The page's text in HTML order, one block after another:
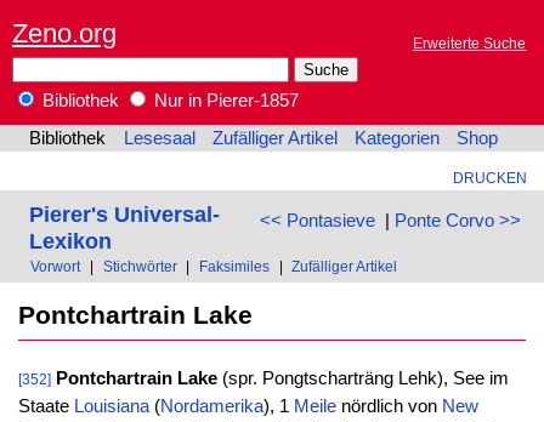
Zeno.org Erweiterte Suche
Bibliothek
Nur in Pierer-1857
Bibliothek
Lesesaal Zufälliger Artikel Kategorien Shop
DRUCKEN
<< Pontasieve| Ponte Corvo >>
Pierer's Universal-
Lexikon
Vorwort Stichwörter Faksimiles Zufälliger Artikel
Pontchartrain Lake
[352] Pontchartrain Lake(spr. Pongtscharträng Lehk), See im
Staate Louisiana(Nordamerika), 1 Meilenördlich von New